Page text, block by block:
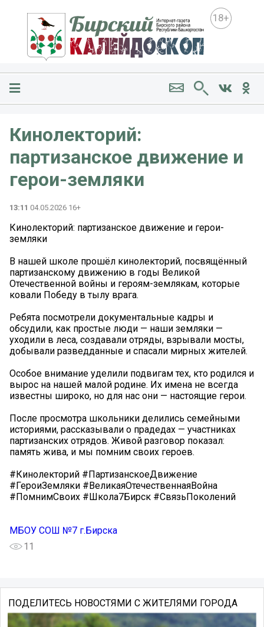
18+
Кинолекторий:
партизанское движение и
герои-земляки
13:11 04.05.2026 16+
Кинолекторий: партизанское движение и герои-
земляки
В нашей школе прошёл кинолекторий, посвящённый
партизанскому движению в годы Великой
Отечественной войны и героям-землякам, которые
ковали Победу в тылу врага.
Ребята посмотрели документальные кадры и
обсудили, как простые люди — наши земляки —
уходили в леса, создавали отряды, взрывали мосты,
добывали разведданные и спасали мирных жителей.
Особое внимание уделили подвигам тех, кто родился и
вырос на нашей малой родине. Их имена не всегда
известны широко, но для нас они — настоящие герои.
После просмотра школьники делились семейными
историями, рассказывали о прадедах — участниках
партизанских отрядов. Живой разговор показал:
память жива, и мы помним своих героев.
#Кинолекторий #ПартизанскоеДвижение
#ГероиЗемляки #ВеликаяОтечественнаяВойна
#ПомнимСвоих #Школа7Бирск #СвязьПоколений
МБОУ СОШ №7 г.Бирска
11
ПОДЕЛИТЕСЬ НОВОСТЯМИ С ЖИТЕЛЯМИ ГОРОДА